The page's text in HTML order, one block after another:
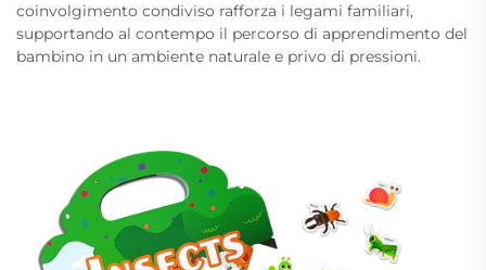
coinvolgimento condiviso rafforza i legami familiari,
supportando al contempo il percorso di apprendimento del
bambino in un ambiente naturale e privo di pressioni.